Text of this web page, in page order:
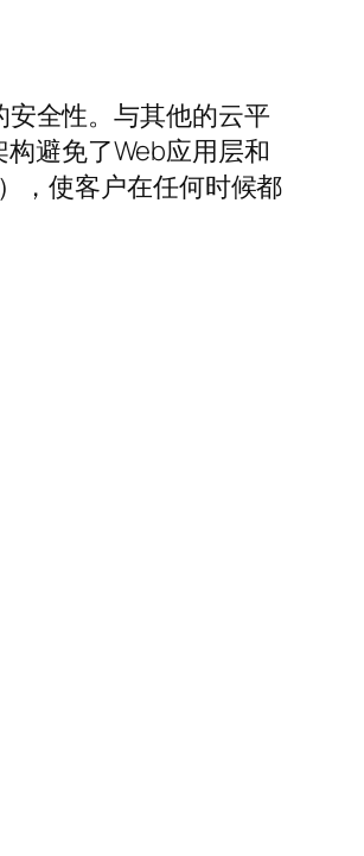
全性。与其他的云平
构避免了Web应用层和
，使客户在任何时候都